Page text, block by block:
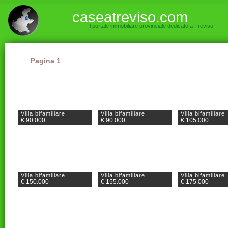
caseatreviso.com
Il portale immobiliare provinciale dedicato a Treviso
Pagina 1
Villa bifamiliare
€ 90.000
Villa bifamiliare
€ 90.000
Villa bifamiliare
€ 105.000
Villa bifamiliare
€ 150.000
Villa bifamiliare
€ 155.000
Villa bifamiliare
€ 175.000